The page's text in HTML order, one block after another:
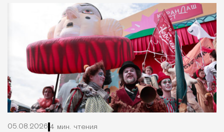
05.08.2026 4 мин. чтения